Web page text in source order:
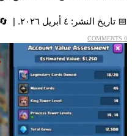
📅 تاريخ النشر: ٤ أبريل ٢٠٢٦. | 🔄 آخر تحديث: ٤ أبريل ٢٠٢٦ | ✏️ ما الذي تغيّر: إضافة تأكيد المعدة...
0 COMMENTS